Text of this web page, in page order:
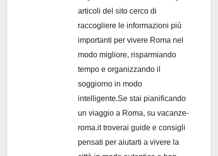
articoli del sito cerco di
raccogliere le informazioni più
importanti per vivere Roma nel
modo migliore, risparmiando
tempo e organizzando il
soggiorno in modo
intelligente.Se stai pianificando
un viaggio a Roma, su vacanze-
roma.it troverai guide e consigli
pensati per aiutarti a vivere la